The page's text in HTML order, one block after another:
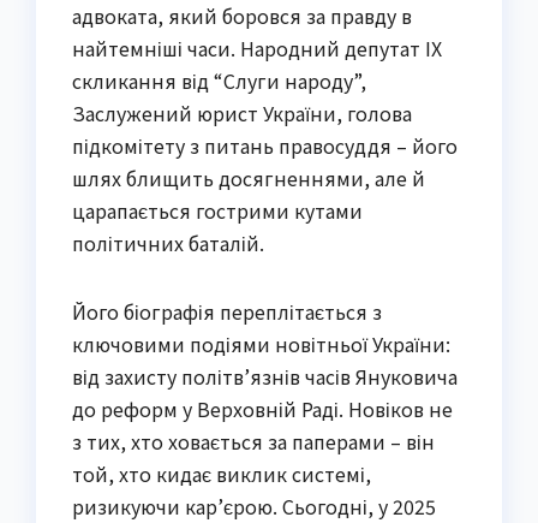
адвоката, який боровся за правду в
найтемніші часи. Народний депутат IX
скликання від “Слуги народу”,
Заслужений юрист України, голова
підкомітету з питань правосуддя – його
шлях блищить досягненнями, але й
царапається гострими кутами
політичних баталій.
Його біографія переплітається з
ключовими подіями новітньої України:
від захисту політв’язнів часів Януковича
до реформ у Верховній Раді. Новіков не
з тих, хто ховається за паперами – він
той, хто кидає виклик системі,
ризикуючи кар’єрою. Сьогодні, у 2025